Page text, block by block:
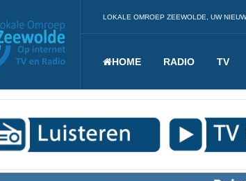
LOKALE OMROEP ZEEWOLDE, UW
HOME RADIO TV